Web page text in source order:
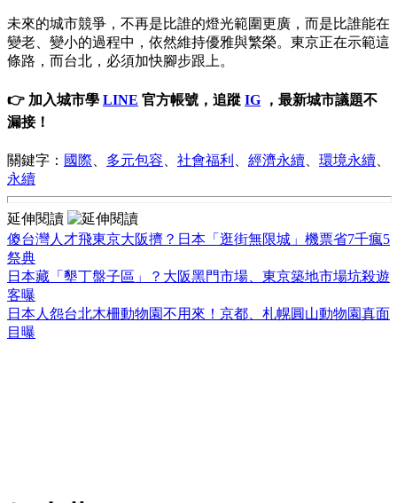
未來的城市競爭，不再是比誰的燈光範圍更廣，而是比誰能在
變老、變小的過程中，依然維持優雅與繁榮。東京正在示範這
條路，而台北，必須加快腳步跟上。
👉 加入城市學 LINE 官方帳號，追蹤 IG ，最新城市議題不
漏接！
關鍵字： 國際 多元包容 社會福利 經濟永續 環境永續
永續
延伸閱讀
傻台灣人才飛東京大阪擠？日本「逛街無限城」機票省7千瘋5
祭典
日本藏「墾丁盤子區」？大阪黑門市場、東京築地市場坑殺遊
客曝
日本人怨台北木柵動物園不用來！京都、札幌圓山動物園真面
目曝